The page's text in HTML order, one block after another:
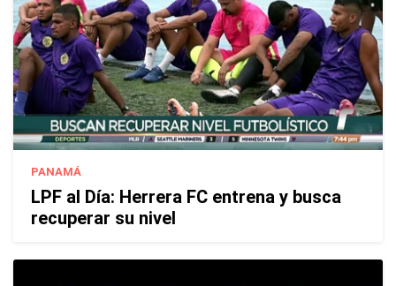
PANAMÁ
LPF al Día: Herrera FC entrena y busca
recuperar su nivel